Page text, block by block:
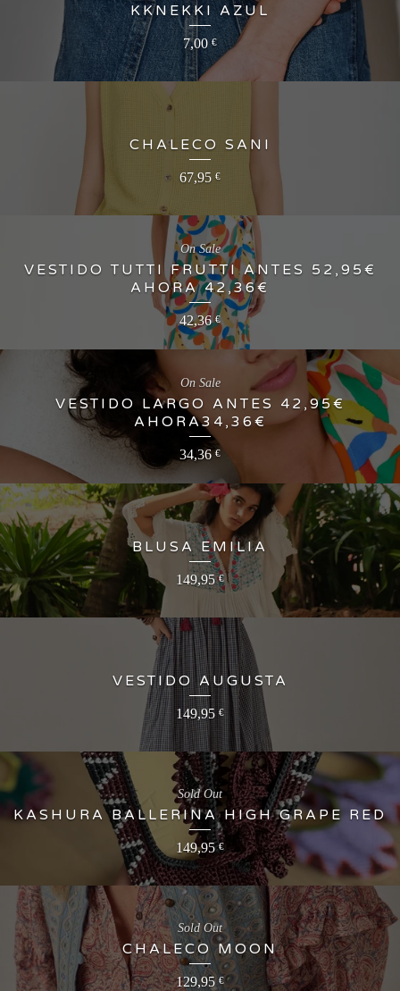
KKNEKKI AZUL
7,00€
CHALECO SANI
67,95 €
VESTIDO TUTTI FRUTTI ANTES 52,95€
AHORA 42,36€
42,36€
On Sale
VESTIDO LARGO ANTES 42,95€
AHORA34,36€
34,36€
On Sale
BLUSA EMILIA
149,95€
VESTIDO AUGUSTA
149,95 €
KASHURA BALLERINA HIGH GRAPE RED
149,95€
Sold Out
CHALECO MOON
129,95 €
Sold Out